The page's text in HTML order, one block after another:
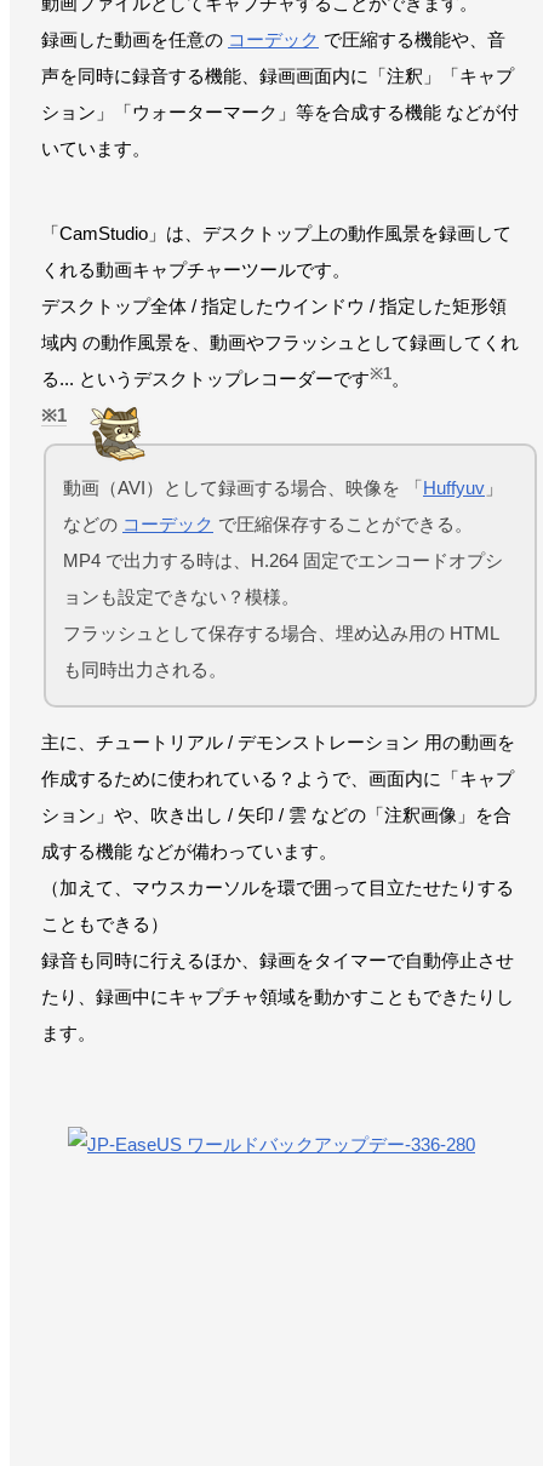
録画した動画を任意の コーデック で圧縮する機能や、音
声を同時に録音する機能、録画画面内に「注釈」「キャプ
ション」「ウォーターマーク」等を合成する機能 などが付
いています。
「CamStudio」は、デスクトップ上の動作風景を録画して
くれる動画キャプチャーツールです。
デスクトップ全体 / 指定したウインドウ / 指定した矩形領
域内 の動作風景を、動画やフラッシュとして録画してくれ
る... というデスクトップレコーダーです※1。
1
動画（AVI）として録画する場合、映像を 「Huffyuv 」
などの コーデック で圧縮保存することができる。
MP4 で出力する時は、H.264 固定でエンコードオプシ
ョンも設定できない？模様。
フラッシュとして保存する場合、埋め込み用の HTML
も同時出力される。
主に、チュートリアル / デモンストレーション 用の動画を
作成するために使われている？ようで、画面内に「キャプ
ション」や、吹き出し / 矢印 / 雲 などの「注釈画像」を合
成する機能 などが備わっています。
（加えて、マウスカーソルを環で囲って目立たせたりする
こともできる）
録音も同時に行えるほか、録画をタイマーで自動停止させ
たり、録画中にキャプチャ領域を動かすこともできたりし
ます。